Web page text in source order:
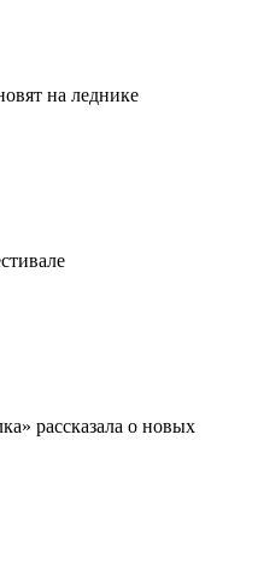
на леднике
рассказала о новых